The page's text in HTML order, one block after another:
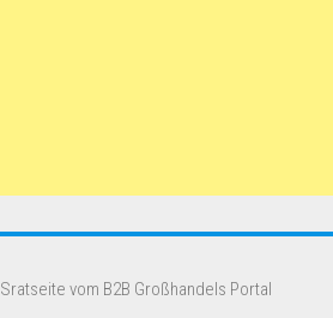
vom B2B Großhandels Portal